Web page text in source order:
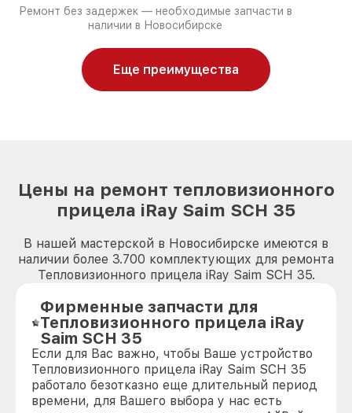
Ремонт без задержек — необходимые запчасти в
наличии в Новосибирске
Еще преимущества
Цены на ремонт тепловизионного
прицела iRay Saim SCH 35
В нашей мастерской в Новосибирске имеются в
наличии более 3.700 комплектующих для ремонта
Тепловизионного прицела iRay Saim SCH 35.
Фирменные запчасти для
Тепловизионного прицела iRay
Saim SCH 35
Если для Вас важно, чтобы Ваше устройство
Тепловизионного прицела iRay Saim SCH 35
работало безотказно еще длительный период
времени, для Вашего выбора у нас есть